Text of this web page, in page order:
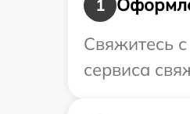
1
Свяжитесь
сервиса